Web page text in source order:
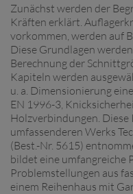
Zunächst werden der
Kräften erklärt.
vorkommen, werden auf
Diese Grundlagen
Berechnung der
Kapiteln werden
u. a. Dimensionierung
EN 1996-3,
Holzverbindungen.
umfassenderen Werks
(Best.-Nr. 5615)
bildet eine umfangreiche
Problemstellungen aus
einem Reihenhaus mit